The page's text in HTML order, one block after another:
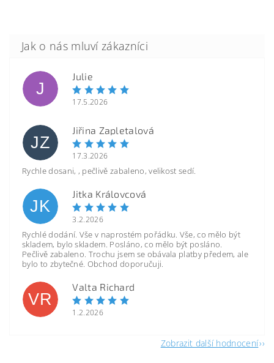
J
Julie
17.5.2026
JZ
Jiřina Zapletalová
17.3.2026
Rychle dosani, , pečlivě zabaleno, velikost sedí.
JK
Jitka Královcová
3.2.2026
Rychlé dodání. Vše v naprostém pořádku. Vše, co mělo být
skladem, bylo skladem. Posláno, co mělo být posláno.
Pečlivě zabaleno. Trochu jsem se obávala platby předem, ale
bylo to zbytečné. Obchod doporučuji.
VR
Valta Richard
1.2.2026
Zobrazit další hodnocení